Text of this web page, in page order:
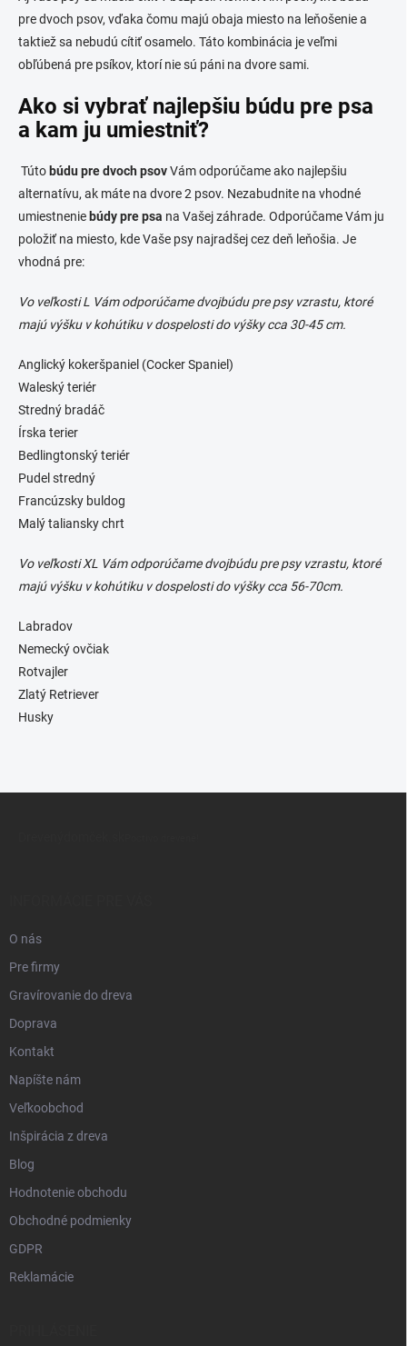
i
p
r
k
y
v
p
s
u
pre dvoch psov, vďaka čomu majú obaja miesto na leňošenie a
taktiež sa nebudú cítiť osamelo. Táto kombinácia je veľmi
obľúbená pre psíkov, ktorí nie sú páni na dvore sami.
Ako si vybrať najlepšiu búdu pre psa
a kam ju umiestniť?
Túto búdu pre dvoch psovVám odporúčame ako najlepšiu
alternatívu, ak máte na dvore 2 psov. Nezabudnite na vhodné
umiestnenie búdy pre psa na Vašej záhrade. Odporúčame Vám ju
položiť na miesto, kde Vaše psy najradšej cez deň leňošia. Je
vhodná pre:
Vo veľkosti L Vám odporúčame dvojbúdu pre psy vzrastu, ktoré
majú výšku v kohútiku v dospelosti do výšky cca 30-45 cm.
Anglický kokeršpaniel (Cocker Spaniel)
Waleský teriér
Stredný bradáč
Írska terier
Bedlingtonský teriér
Pudel stredný
Francúzsky buldog
Malý taliansky chrt
Vo veľkosti XL Vám odporúčame dvojbúdu pre psy vzrastu, ktoré
majú výšku v kohútiku v dospelosti do výšky cca 56-70cm.
Labradov
Nemecký ovčiak
Rotvajler
Zlatý Retriever
Husky
O nás
Pre firmy
Gravírovanie do dreva
Doprava
Kontakt
Napíšte nám
Veľkoobchod
Inšpirácia z dreva
Blog
Hodnotenie obchodu
Obchodné podmienky
GDPR
Reklamácie